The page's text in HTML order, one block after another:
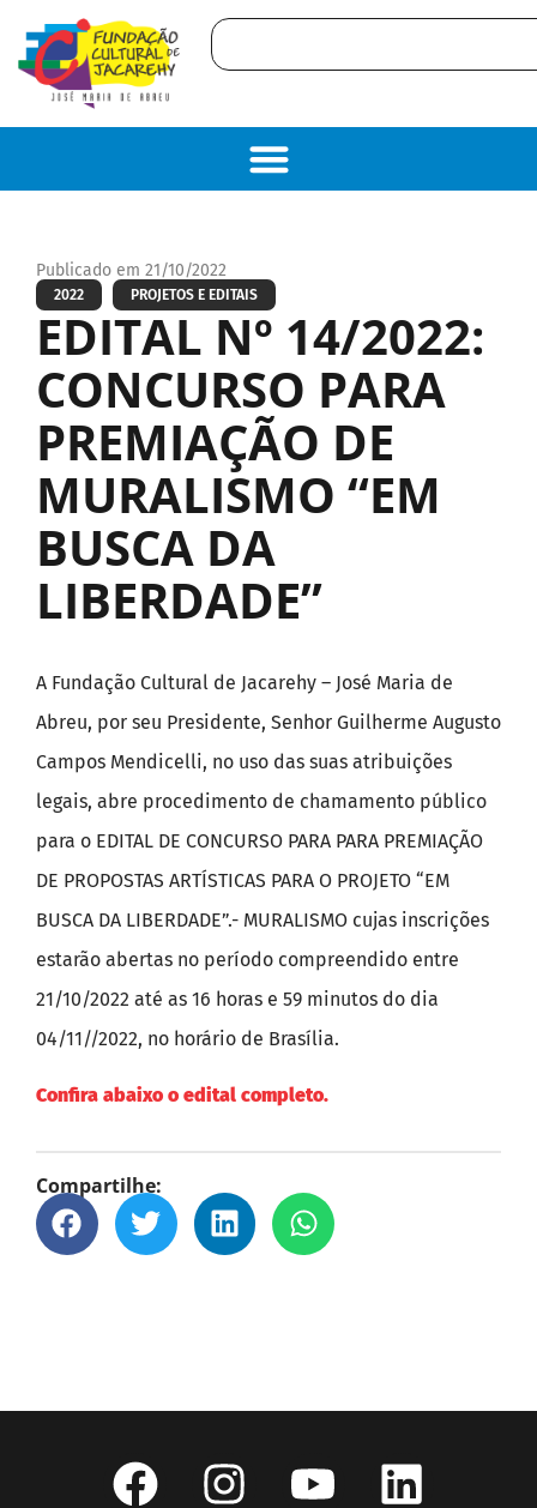
Publicado em 21/10/2022
2022 PROJETOS E EDITAIS
EDITAL Nº 14/2022:
CONCURSO PARA
PREMIAÇÃO DE
MURALISMO “EM
BUSCA DA
LIBERDADE”
A Fundação Cultural de Jacarehy – José Maria de
Abreu, por seu Presidente, Senhor Guilherme Augusto
Campos Mendicelli, no uso das suas atribuições
legais, abre procedimento de chamamento público
para o EDITAL DE CONCURSO PARA PARA PREMIAÇÃO
DE PROPOSTAS ARTÍSTICAS PARA O PROJETO “EM
BUSCA DA LIBERDADE”.- MURALISMO cujas inscrições
estarão abertas no período compreendido entre
21/10/2022 até as 16 horas e 59 minutos do dia
04/11//2022, no horário de Brasília.
Confira abaixo o edital completo.
Compartilhe: